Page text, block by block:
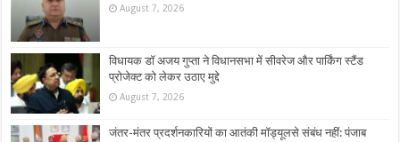
August 7, 2026
विधायक डॉ अजय गुप्ता ने विधानसभा में सीवरेज और पार्किंग स्टैंड
प्रोजेक्ट को लेकर उठाए मुद्दे
August 7, 2026
जंतर-मंतर प्रदर्शनकारियों का आतंकी मॉड्यूलसे संबंध नहीं: पंजाब